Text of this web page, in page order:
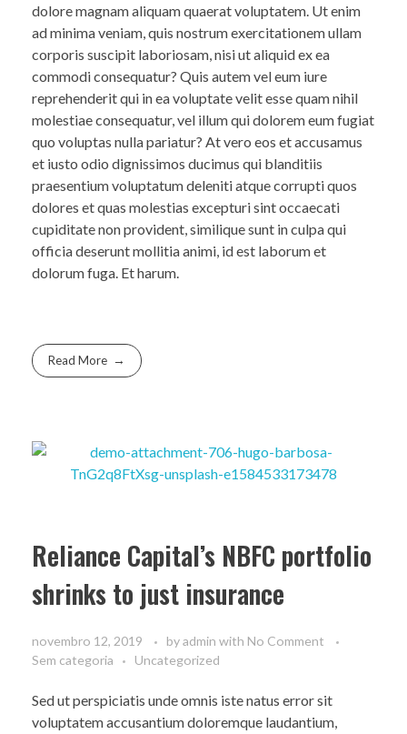
dolore magnam aliquam quaerat voluptatem. Ut enim
ad minima veniam, quis nostrum exercitationem ullam
corporis suscipit laboriosam, nisi ut aliquid ex ea
commodi consequatur? Quis autem vel eum iure
reprehenderit qui in ea voluptate velit esse quam nihil
molestiae consequatur, vel illum qui dolorem eum fugiat
quo voluptas nulla pariatur? At vero eos et accusamus
et iusto odio dignissimos ducimus qui blanditiis
praesentium voluptatum deleniti atque corrupti quos
dolores et quas molestias excepturi sint occaecati
cupiditate non provident, similique sunt in culpa qui
officia deserunt mollitia animi, id est laborum et
dolorum fuga. Et harum.
Read More
Reliance Capital’s NBFC portfolio
shrinks to just insurance
novembro 12, 2019 byadmin with No Comment
Sem categoria
Uncategorized
Sed ut perspiciatis unde omnis iste natus error sit
voluptatem accusantium doloremque laudantium,